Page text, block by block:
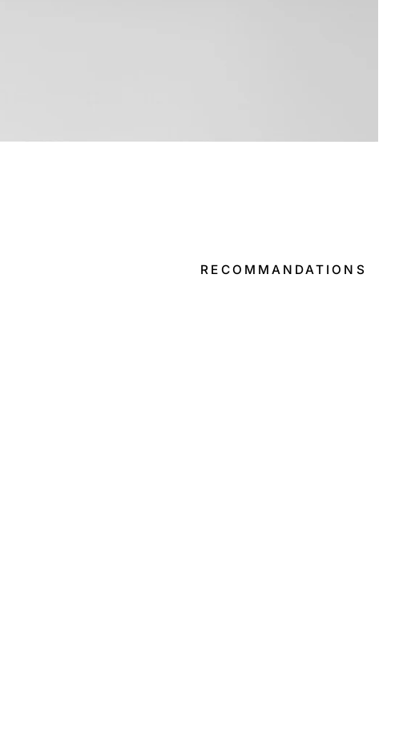
RECOMMANDATIONS